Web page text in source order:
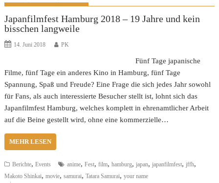
Japanfilmfest Hamburg 2018 – 19 Jahre und kein
bisschen langweile
14. Juni 2018 PK
Fünf Tage japanische
Filme, fünf Tage ein anderes Kino in Hamburg, fünf Tage
Spannung, Spaß und Freude? Eine Frage die sich jedes Jahr sowohl
für Fans, als auch interessierte Besucher stellt ist, lohnt sich das
Japanfilmfest Hamburg, welches komplett in ehrenamtlicher Arbeit
auf die Beine gestellt wird, ohne eine kommerzielle…
MEHR LESEN
Berichte,Events anime,Fest,film,hamburg,japan,japanfilmfest,jffh,
Makoto Shinkai,movie,samurai,Tatara Samurai,your name